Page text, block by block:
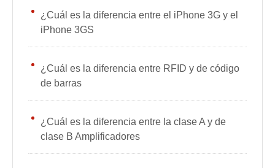
¿Cuál es la diferencia entre el iPhone 3G y el
iPhone 3GS
¿Cuál es la diferencia entre RFID y de código
de barras
¿Cuál es la diferencia entre la clase A y de
clase B Amplificadores